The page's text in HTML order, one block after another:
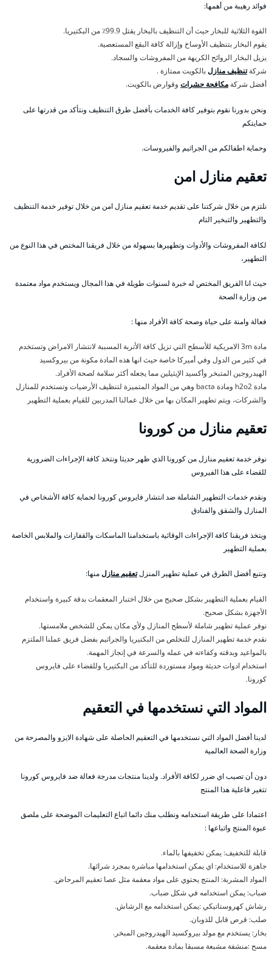
فوائد رهيبة من أهمها:
القوة الثلاثية للبخار حيث أن التنظيف بالبخار يقتل 99.9٪ من البكتيريا.
يقوم البخار بتنظيف الأوساخ وإزالة كافة البقع المستعصية.
يزيل البخار الروائح الكريهة من المفروشات والسجاد.
شركةتنظيف منازلبالكويت ممتازة .
أفضل شركة مكافحة حشرات وقوارض بالكويت.
ونحن بدورنا نقوم بتوفير كافة الخدمات بأفضل طرق التنظيف ونتأكد من قدرتها على
حمايتكم
وحماية اطفالكم من الجراثيم والفيروسات.
تعقيم منازل امن
نلتزم من خلال شركتنا على تقديم خدمة تعقيم منازل امن من خلال توفير خدمة التنظيف
والتطهير والتبخير التام
لكافة المفروشات والأدوات وتطهيرها بسهولة من خلال فريقنا المختص في هذا النوع من
التطهير،
حيث انا الفريق المختص له خبرة لسنوات طويلة في هذا المجال ويستخدم مواد معتمدة
من وزارة الصحة
فعالة وامنة على حياة وصحة كافة الأفراد منها :
مادة 3m الامريكية للأسطح التي تزيل كافة الأتربة المسببة لانتشار الامراض وتستخدم
في كثير من الدول وفي أميركا خاصة حيث انها هذه المادة مكونة من بيروكسيد
الهيدروجين المتبخر وأكسيد الإيثيلين مما يجعله أكثر سلامة لصحة الأفراد.
مادة h2o2 ومادة bacta وهي من المواد المتميزة لتنظيف الأرضيات وتستخدم للمنازل
والشركات، ويتم تطهير المكان بها من خلال عمالنا المدربين للقيام بعملية التطهير
تعقيم منازل من كورونا
نوفر خدمة تعقيم منازل من كورونا الذي ظهر حديثا ونتخذ كافة الإجراءات الضرورية
للقضاء على هذا الفيروس
ونقدم خدمات التطهير الشاملة ضد انتشار فايروس كورونا لحماية كافة الأشخاص في
المنازل والشقق والفنادق
ويتخذ فريقنا كافة الإجراءات الوقائية باستخدامنا الماسكات والقفازات والملابس الخاصة
بعملية التطهير
ونتبع أفضل الطرق في عملية تطهير المنزلتعقيم منازلمنها:
القيام بعملية التطهير بشكل صحيح من خلال اختبار المعقمات بدقة كبيرة واستخدام
الأجهزة بشكل صحيح.
نوفر عملية تطهير شاملة لأسطح المنازل ولأي مكان يمكن للشخص ملامستها.
نقدم خدمة تطهير المنازل للتخلص من البكتيريا والجراثيم بفضل فريق عملنا الملتزم
بالمواعيد وبدقته وكفاءته في عمله والسرعة في إنجاز المهمة.
استخدام ادوات حديثة ومواد مستوردة للتأكد من البكتيريا وللقضاء على فايروس
كورونا.
المواد التي نستخدمها في التعقيم
لدينا أفضل المواد التي نستخدمها في التعقيم الحاصلة على شهادة الايزو والمصرحة من
وزارة الصحة العالمية
دون أن تصيب اي ضرر لكافة الأفراد. ولدينا منتجات مدرجة فعالة ضد فايروس كورونا
تتغير فاعلية هذا المنتج
اعتمادا على طريقة استخدامه ونطلب منك دائما اتباع التعليمات الموضحة على ملصق
عبوة المنتج واتباعها :
قابلة للتخفيف: يمكن تخفيفها بالماء.
جاهزة للاستخدام: اي يمكن استخدامها مباشرة بمجرد شرائها.
المواد المشربة: المنتج يحتوي على مواد معقمة مثل عصا تعقيم المرحاض.
ضباب: يمكن استخدامه في شكل ضباب.
رشاش كهروستاتيكي :يمكن استخدامه مع الرشاش.
صلب: قرص قابل للذوبان.
بخار: يستخدم مع مولد بيروكسيد الهيدروجين المبخر.
مسح :منشفة مشبعة مسبقا بمادة معقمة.